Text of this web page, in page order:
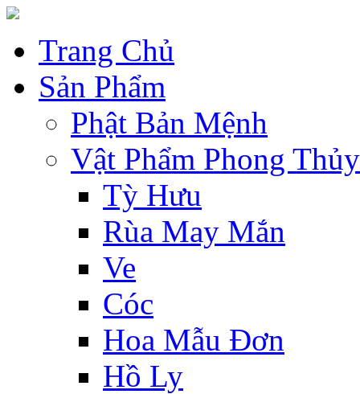
Trang Chủ
Sản Phẩm
Phật Bản Mệnh
Vật Phẩm Phong Thủy
Tỳ Hưu
Rùa May Mắn
Ve
Cóc
Hoa Mẫu Đơn
Hồ Ly